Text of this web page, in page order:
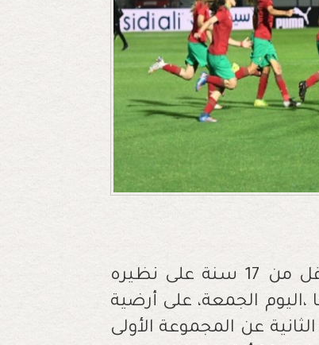
تفوق المنتخب المغربي لكرة القدم النسوية لأقل من 17 سنة على نظيره
،اليوم الجمعة، على أرضية
عن المجموعة الأولى